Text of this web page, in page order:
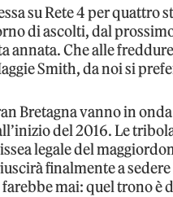
su Rete 4 per quattro
di ascolti, dal
annata. Che alle
Smith, da noi si
Bretagna vanno in
del 2016. Le
legale del
finalmente a
mai: quel trono è